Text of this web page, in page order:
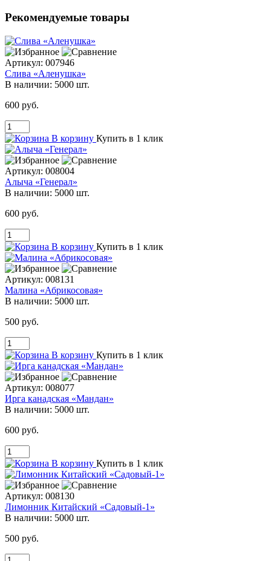
Рекомендуемые товары
Артикул: 007946
Слива «Аленушка»
В наличии: 5000 шт.
600 руб.
В корзину Купить в 1 клик
Артикул: 008004
Алыча «Генерал»
В наличии: 5000 шт.
600 руб.
В корзину Купить в 1 клик
Артикул: 008131
Малина «Абрикосовая»
В наличии: 5000 шт.
500 руб.
В корзину Купить в 1 клик
Артикул: 008077
Ирга канадская «Мандан»
В наличии: 5000 шт.
600 руб.
В корзину Купить в 1 клик
Артикул: 008130
Лимонник Китайский «Садовый-1»
В наличии: 5000 шт.
500 руб.